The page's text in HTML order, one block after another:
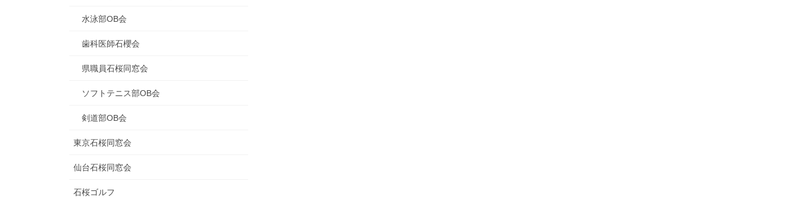
水泳部OB会
歯科医師石櫻会
県職員石桜同窓会
ソフトテニス部OB会
剣道部OB会
東京石桜同窓会
仙台石桜同窓会
石桜ゴルフ